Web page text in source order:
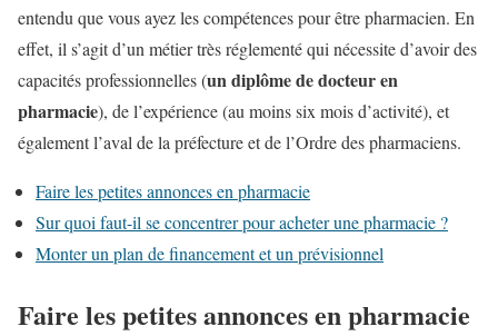
entendu que vous ayez les compétences pour être pharmacien. En
effet, il s’agit d’un métier très réglementé qui nécessite d’avoir des
capacités professionnelles (un diplôme de docteur en
pharmacie), de l’expérience (au moins six mois d’activité), et
également l’aval de la préfecture et de l’Ordre des pharmaciens.
Faire les petites annonces en pharmacie
Sur quoi faut-il se concentrer pour acheter une pharmacie ?
Monter un plan de financement et un prévisionnel
Faire les petites annonces en pharmacie